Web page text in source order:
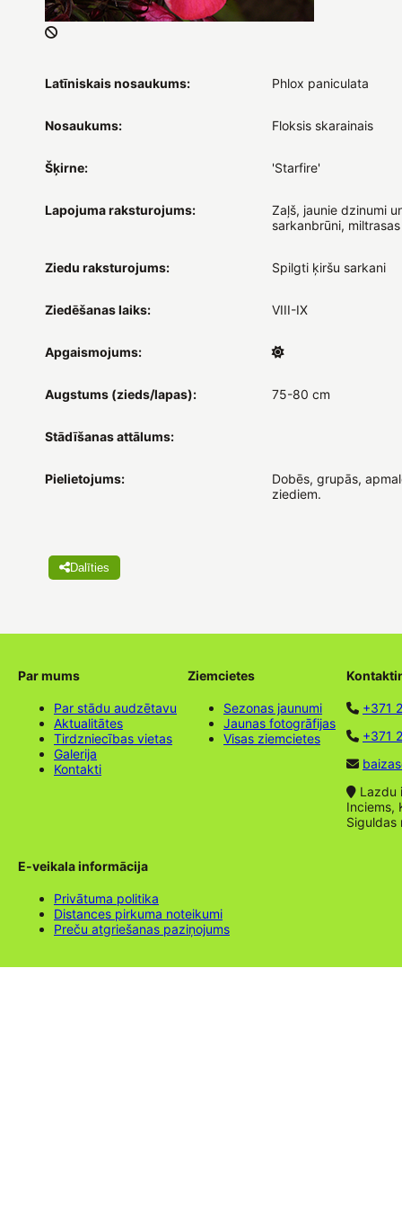
Latīniskais nosaukums: Phlox paniculata
Nosaukums: Floksis skarainais
Šķirne: 'Starfire'
Lapojuma raksturojums:
Zaļš, jaunie dzinumi
sarkanbrūni,
Ziedu raksturojums: Spilgti ķiršu sarkani
Ziedēšanas laiks: VIII-IX
Apgaismojums:
Augstums (zieds/lapas): 75-80 cm
Stādīšanas attālums:
Pielietojums:
Dobēs, grupās,
ziediem.
Dalīties
Par mums
Par stādu audzētavu
Aktualitātes
Tirdzniecības vietas
Galerija
Kontakti
Ziemcietes
Sezonas jaunumi
Jaunas fotogrāfijas
Visas ziemcietes
+371
+371
Lazdu
Inciems,
Siguldas
E-veikala informācija
Privātuma politika
Distances pirkuma noteikumi
Preču atgriešanas paziņojums